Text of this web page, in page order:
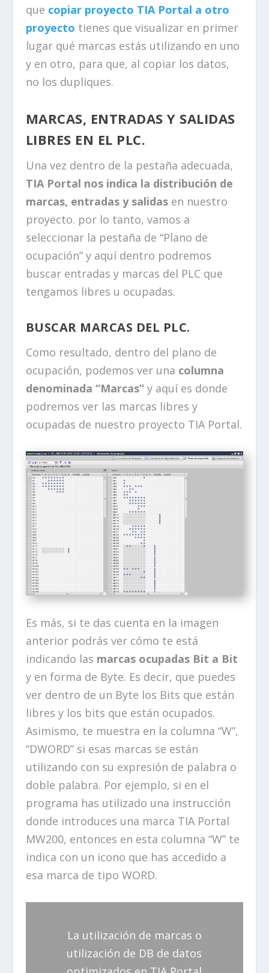
que copiar proyecto TIA Portal a otro
proyecto tienes que visualizar en primer
lugar qué marcas estás utilizando en uno
y en otro, para que, al copiar los datos,
no los dupliques.
MARCAS, ENTRADAS Y SALIDAS
LIBRES EN EL PLC.
Una vez dentro de la pestaña adecuada,
TIA Portal nos indica la distribución de
marcas, entradas y salidasen nuestro
proyecto. por lo tanto, vamos a
seleccionar la pestaña de “Plano de
ocupación” y aquí dentro podremos
buscar entradas y marcas del PLC que
tengamos libres u ocupadas.
BUSCAR MARCAS DEL PLC.
Como resultado, dentro del plano de
ocupación, podemos ver una columna
denominada “Marcas”y aquí es donde
podremos ver las marcas libres y
ocupadas de nuestro proyecto TIA Portal.
Es más, si te das cuenta en la imagen
anterior podrás ver cómo te está
indicando las marcas ocupadas Bit a Bit
y en forma de Byte. Es decir, que puedes
ver dentro de un Byte los Bits que están
libres y los bits que están ocupados.
Asimismo, te muestra en la columna “W”,
“DWORD” si esas marcas se están
utilizando con su expresión de palabra o
doble palabra. Por ejemplo, si en el
programa has utilizado una instrucción
donde introduces una marca TIA Portal
MW200, entonces en esta columna “W” te
indica con un icono que has accedido a
esa marca de tipo WORD.
La utilización de marcas o
utilización de DB de datos